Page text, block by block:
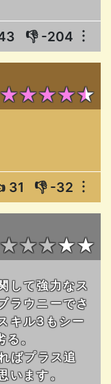
👎 -204 ︙
31 👎 -32 ︙
して強力なス
ラウニーでさ
キル3もシー
。
ばプラス追
います。